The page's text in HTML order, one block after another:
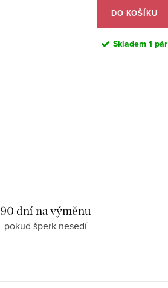
DO KOŠÍKU
Skladem 1 pár
90 dní na výměnu
pokud šperk nesedí